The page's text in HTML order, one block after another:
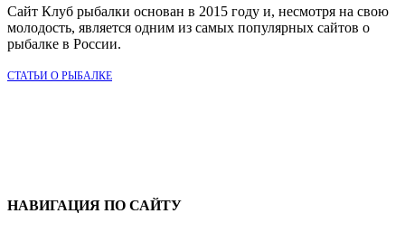
Сайт Клуб рыбалки основан в 2015 году и, несмотря на свою
молодость, является одним из самых популярных сайтов о
рыбалке в России.
СТАТЬИ О РЫБАЛКЕ
НАВИГАЦИЯ ПО САЙТУ